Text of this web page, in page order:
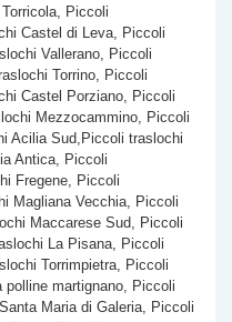
Piccoli
Castel di Leva, Piccoli
Vallerano, Piccoli
Torrino, Piccoli
Castel Porziano, Piccoli
Mezzocammino, Piccoli
Acilia Sud,Piccoli traslochi
Antica, Piccoli
Fregene, Piccoli
Magliana Vecchia, Piccoli
Maccarese Sud, Piccoli
La Pisana, Piccoli
Torrimpietra, Piccoli
martignano, Piccoli
Maria di Galeria, Piccoli